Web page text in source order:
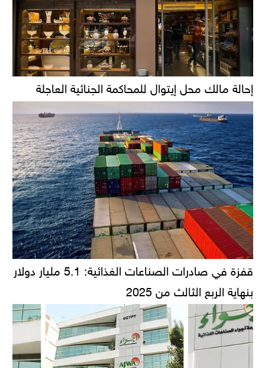
إحالة مالك محل إيتوال للمحاكمة الجنائية العاجلة
قفزة في صادرات الصناعات الغذائية: 5.1 مليار دولار
بنهاية الربع الثالث من 2025